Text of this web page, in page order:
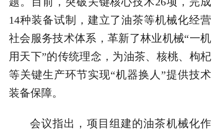
14种装备试制，建立了油茶等机械化经营
社会服务技术体系，革新了林业机械“一机
用天下”的传统理念，为油茶、核桃、枸杞
等关键生产环节实现“机器换人”提供技术
装备保障。
会议指出，项目组建的油茶机械化作